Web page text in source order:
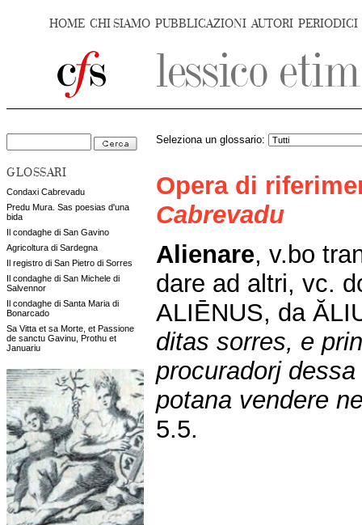
HOME CHI SIAMO PUBBLICAZIONI AUTORI PERIODICI
GLOSSARI
Condaxi Cabrevadu
Predu Mura. Sas poesias d'una
bida
Il condaghe di San Gavino
Agricoltura di Sardegna
Il registro di San Pietro di Sorres
Il condaghe di San Michele di
Salvennor
Il condaghe di Santa Maria di
Bonarcado
Sa Vitta et sa Morte, et Passione
de sanctu Gavinu, Prothu et
Januariu
Seleziona un glossario:
Opera di
Cabrevadu
Alienare, v.bo
dare ad altri, vc.
ALIĒNUS, da
ditas sorres, e
procuradorj
potana vendere
5.5.